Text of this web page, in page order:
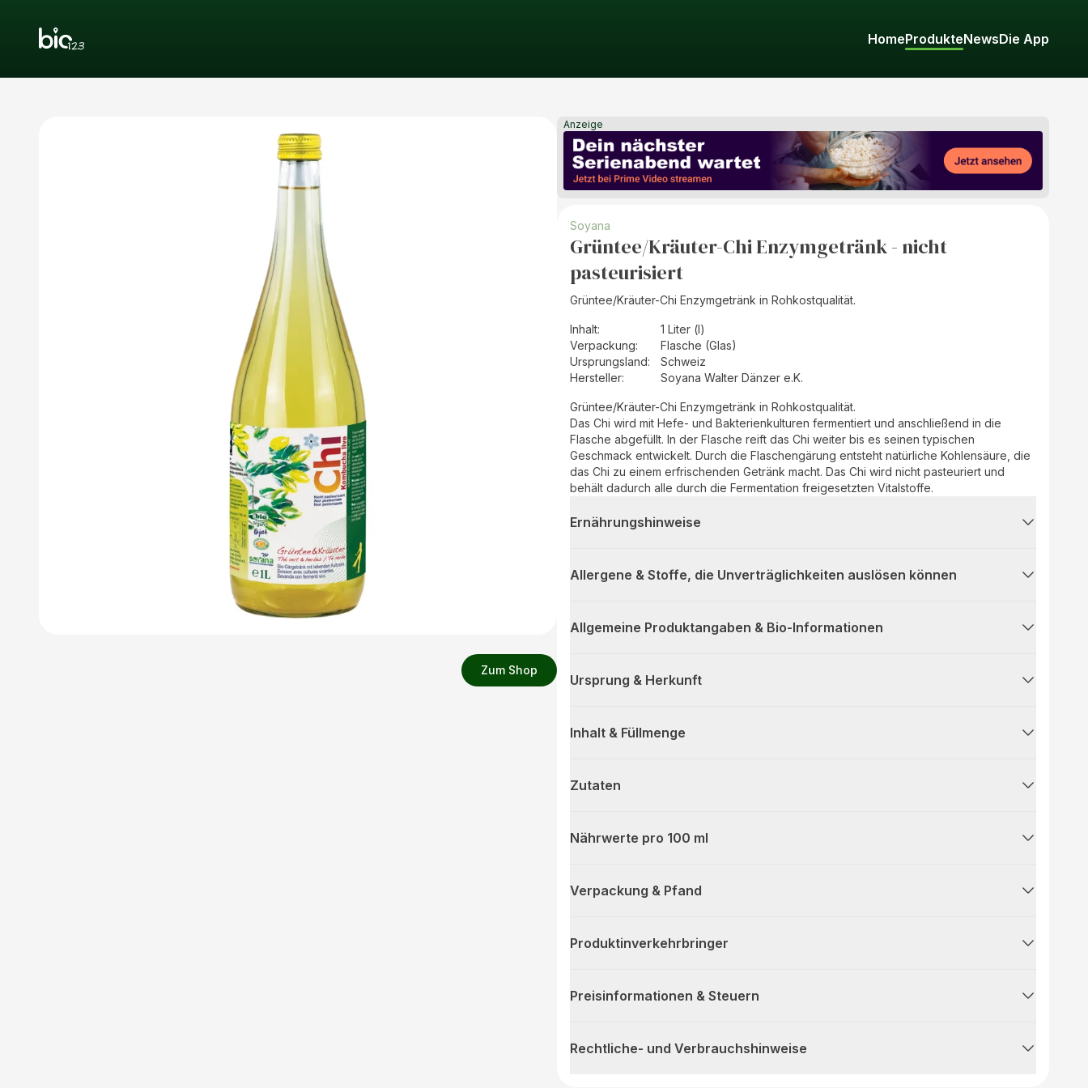
HomeProdukteNewsDie App
Zum Shop
Anzeige
Soyana
Grüntee/Kräuter-Chi Enzymgetränk - nicht
pasteurisiert
Grüntee/Kräuter-Chi Enzymgetränk in Rohkostqualität.
Inhalt:
1 Liter (l)
Verpackung:
Flasche (Glas)
Ursprungsland:
Schweiz
Hersteller: Soyana Walter Dänzer e.K.
Grüntee/Kräuter-Chi Enzymgetränk in Rohkostqualität.
Das Chi wird mit Hefe- und Bakterienkulturen fermentiert und anschließend in die
Flasche abgefüllt. In der Flasche reift das Chi weiter bis es seinen typischen
Geschmack entwickelt. Durch die Flaschengärung entsteht natürliche Kohlensäure, die
das Chi zu einem erfrischenden Getränk macht. Das Chi wird nicht pasteuriert und
behält dadurch alle durch die Fermentation freigesetzten Vitalstoffe.
Ernährungshinweise
Allergene & Stoffe, die Unverträglichkeiten auslösen können
Allgemeine Produktangaben & Bio-Informationen
Ursprung & Herkunft
Inhalt & Füllmenge
Zutaten
Nährwerte pro 100 ml
Verpackung & Pfand
Produktinverkehrbringer
Preisinformationen & Steuern
Rechtliche- und Verbrauchshinweise